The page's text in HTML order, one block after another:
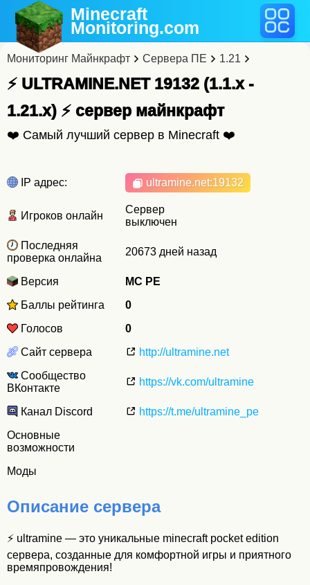
Minecraft
Monitoring.com
Мониторинг Майнкрафт Сервера ПЕ 1.21
⚡ ULTRAMINE.NET 19132 (1.1.x -
1.21.x) ⚡ cервер майнкрафт
❤️ Самый лучший сервер в Minecraft ❤️
IP адрес: ultramine.net:19132
Игроков онлайн
Сервер
выключен
Последняя
проверка онлайна
20673 дней назад
Версия
MC PE
Баллы рейтинга
0
Голосов
0
Сайт сервера
http://ultramine.net
Сообщество
ВКонтакте
https://vk.com/ultramine
Канал Discord
https://t.me/ultramine_pe
Основные
возможности
Моды
Описание сервера
⚡ ultramine — это уникальные minecraft pocket edition
сервера, созданные для комфортной игры и приятного
времяпровождения!